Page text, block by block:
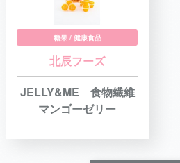
糖果 / 健康食品
北辰フーズ
JELLY&ME 食物繊維
マンゴーゼリー